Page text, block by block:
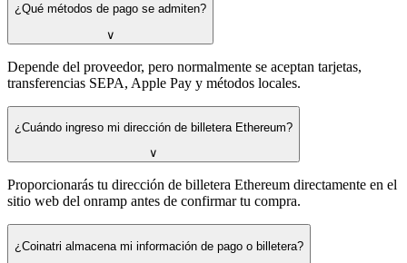
¿Qué métodos de pago se admiten?
∨
Depende del proveedor, pero normalmente se aceptan tarjetas,
transferencias SEPA, Apple Pay y métodos locales.
¿Cuándo ingreso mi dirección de billetera Ethereum?
∨
Proporcionarás tu dirección de billetera Ethereum directamente en el
sitio web del onramp antes de confirmar tu compra.
¿Coinatri almacena mi información de pago o billetera?